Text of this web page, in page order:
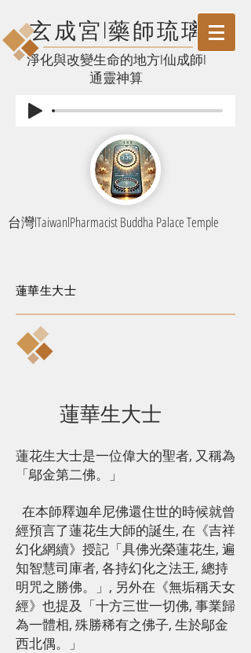
玄成宮l藥師琉璃
​淨化與改變生命的地方l仙成師l
通靈神算
台灣lTaiwanlPharmacist Buddha Palace Temple
蓮華生大士
蓮華生大士
蓮花生大士是一位偉大的聖者, 又稱為
「鄔金第二佛。」
在本師釋迦牟尼佛還住世的時候就曾
經預言了蓮花生大師的誕生, 在《吉祥
幻化網續》授記「具佛光榮蓮花生, 遍
知智慧司庫者, 各持幻化之法王, 總持
明咒之勝佛。」, 另外在《無垢稱天女
經》也提及「十方三世一切佛, 事業歸
為一體相, 殊勝稀有之佛子, 生於鄔金
西北偶。」